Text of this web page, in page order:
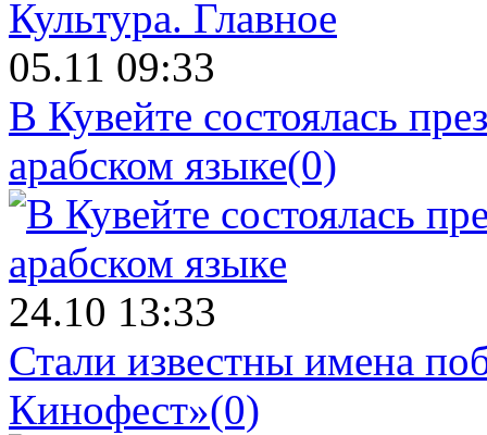
Культура. Главное
05.11 09:33
В Кувейте состоялась
арабском языке(0)
24.10 13:33
Стали известны имена
Кинофест»(0)